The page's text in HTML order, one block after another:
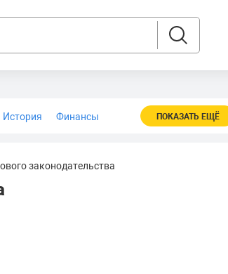
История
Финансы
ПОКАЗАТЬ ЕЩЁ
законодательства